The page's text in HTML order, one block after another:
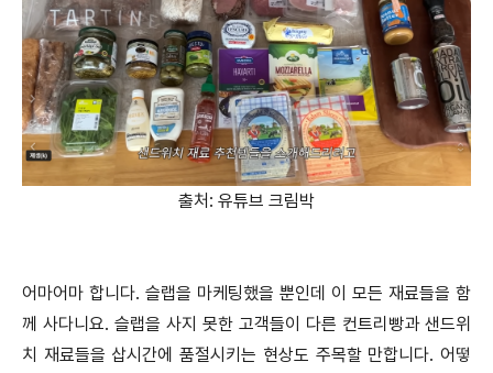
출처: 유튜브 크림박
어마어마 합니다. 슬랩을 마케팅했을 뿐인데 이 모든 재료들을 함
께 사다니요. 슬랩을 사지 못한 고객들이 다른 컨트리빵과 샌드위
치 재료들을 삽시간에 품절시키는 현상도 주목할 만합니다. 어떻